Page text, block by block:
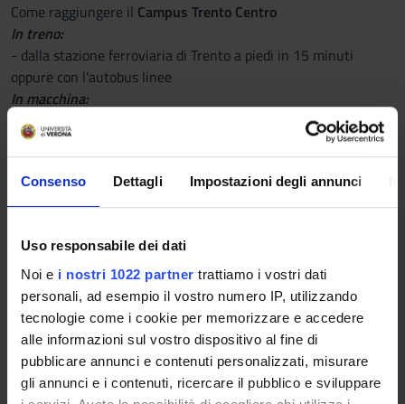
Consenso Dettagli Impostazioni degli annunci
Uso responsabile dei dati
Noi e i nostri 1022 partner trattiamo i vostri dati
personali, ad esempio il vostro numero IP, utilizzando
tecnologie come i cookie per memorizzare e accedere
alle informazioni sul vostro dispositivo al fine di
pubblicare annunci e contenuti personalizzati, misurare
gli annunci e i contenuti, ricercare il pubblico e sviluppare
Come raggiungere il Campus Trento Centro
In treno:
- dalla stazione ferroviaria di Trento a piedi in 15 minuti
oppure con l'autobus linee
In macchina:
- dal parcheggio gratuito Area ex Zuffo (uscite tangenziale
6A-6B) con servizio di bus navetta (linea N) ogni 10/15
minuti, direzione centro città, fermata più vicina “via Rosmini
- S. Maria Maggiore” oppure “via Sanseverino - Funivia”
- dal parcheggiogratuitoArea ex Italcementi (Piedicastello,
Come raggiungere ilCampus Trento Nord
(su MAPS scrivere NEST Studentato Trento)
In treno: